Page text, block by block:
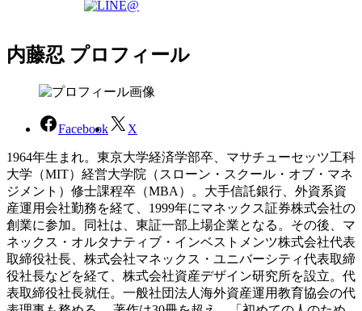
内藤忍 プロフィール
Facebook X
1964年生まれ。東京大学経済学部卒、マサチューセッツ工科
大学（MIT）経営大学院（スローン・スクール・オブ・マネ
ジメント）修士課程卒（MBA）。大手信託銀行、外資系資
産運用会社勤務を経て、1999年にマネックス証券株式会社の
創業に参加。同社は、東証一部上場企業となる。その後、マ
ネックス・オルタナティブ・インベストメンツ株式会社代表
取締役社長、株式会社マネックス・ユニバーシティ代表取締
役社長などを経て、株式会社資産デザイン研究所を設立。代
表取締役社長就任。一般社団法人海外資産運用教育協会の代